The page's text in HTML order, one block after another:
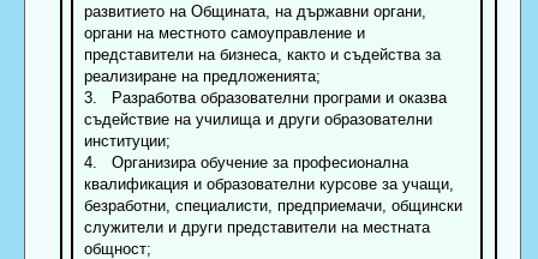
развитието на Общината, на държавни органи,
органи на местното самоуправление и
представители на бизнеса, както и съдейства за
реализиране на предложенията;
3. Разработва образователни програми и оказва
съдействие на училища и други образователни
институции;
4. Организира обучение за професионална
квалификация и образователни курсове за учащи,
безработни, специалисти, предприемачи, общински
служители и други представители на местната
общност;